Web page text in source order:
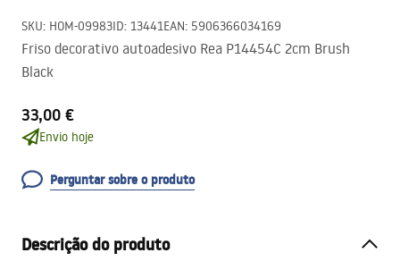
SKU: HOM-09983ID: 13441EAN: 5906366034169
Friso decorativo autoadesivo Rea P14454C 2cm Brush
Black
33,00 €
Envio hoje
Perguntar sobre o produto
Descrição do produto